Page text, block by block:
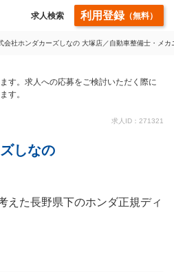
求人検索 利用登録（無料）
会社ホンダカーズしなの 大塚店／自動車整備士・メカ
す。求人への応募をご検討いただく際に
す。
求人ID：271321
しなの
えた長野県下のホンダ正規ディ